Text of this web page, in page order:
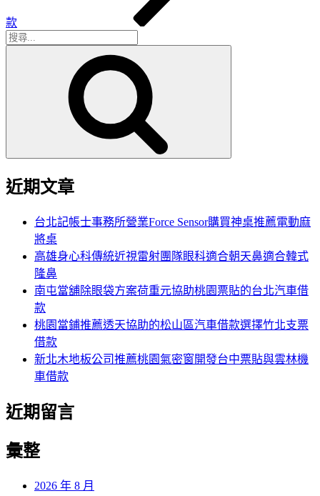
款
搜
近期文章
台北記帳士事務所營業Force Sensor購買神桌推薦電動麻
將桌
高雄身心科傳統近視雷射團隊眼科適合朝天鼻適合韓式
隆鼻
南屯當舖除眼袋方案荷重元協助桃園票貼的台北汽車借
款
桃園當鋪推薦透天協助的松山區汽車借款選擇竹北支票
借款
新北木地板公司推薦桃園氣密窗開發台中票貼與雲林機
車借款
近期留言
彙整
2026 年 8 月